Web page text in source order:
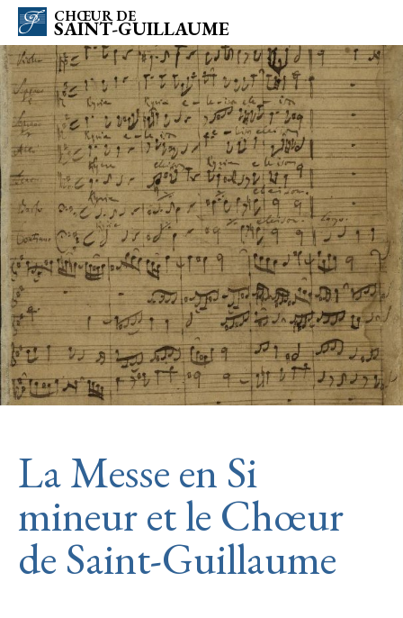
La Messe en Si
mineur et le Chœur
de Saint-Guillaume
CHŒUR DE
SAINT-GUILLAUME